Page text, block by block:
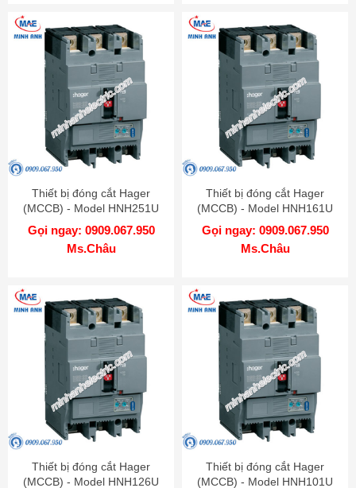
Thiết bị đóng cắt Hager
(MCCB) - Model HNH251U
Gọi ngay: 0909.067.950
Ms.Châu
Thiết bị đóng cắt Hager
(MCCB) - Model HNH161U
Gọi ngay: 0909.067.950
Ms.Châu
Thiết bị đóng cắt Hager
(MCCB) - Model HNH126U
Thiết bị đóng cắt Hager
(MCCB) - Model HNH101U